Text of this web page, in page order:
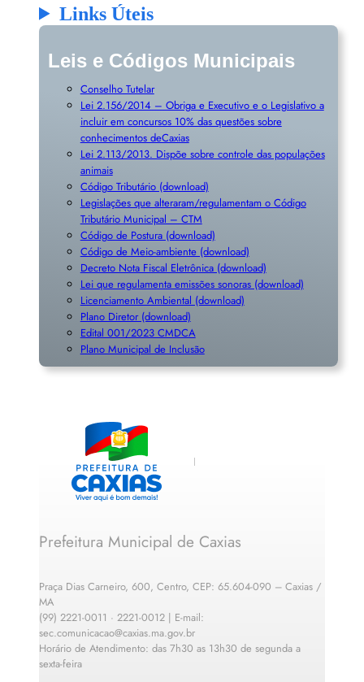
Links Úteis
Leis e Códigos Municipais
Conselho Tutelar
Lei 2.156/2014 – Obriga e Executivo e o Legislativo a
incluir em concursos 10% das questões sobre
conhecimentos deCaxias
Lei 2.113/2013. Dispõe sobre controle das populações
animais
Código Tributário (download)
Legislações que alteraram/regulamentam o Código
Tributário Municipal – CTM
Código de Postura (download)
Código de Meio-ambiente (download)
Decreto Nota Fiscal Eletrônica (download)
Lei que regulamenta emissões sonoras (download)
Licenciamento Ambiental (download)
Plano Diretor (download)
Edital 001/2023 CMDCA
Plano Municipal de Inclusão
Prefeitura Municipal de Caxias
Praça Dias Carneiro, 600, Centro, CEP: 65.604-090 – Caxias /
MA
(99) 2221-0011 · 2221-0012 | E-mail:
sec.comunicacao@caxias.ma.gov.br
Horário de Atendimento: das 7h30 as 13h30 de segunda a
sexta-feira